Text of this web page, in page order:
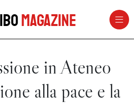
Magazine
in Ateneo
alla pace e la